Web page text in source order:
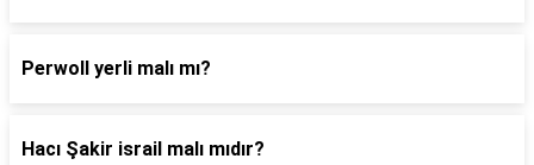
Perwoll yerli malı mı?
Hacı Şakir israil malı mıdır?